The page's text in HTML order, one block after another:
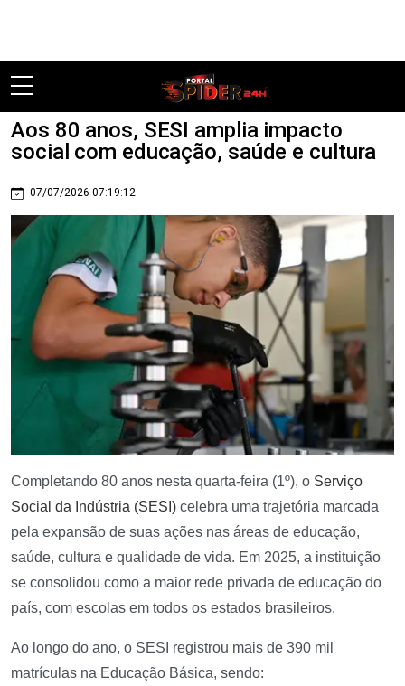
Aos 80 anos, SESI amplia impacto
social com educação, saúde e cultura
07/07/2026 07:19:12
Completando 80 anos nesta quarta-feira (1º), o Serviço
Social da Indústria (SESI) celebra uma trajetória marcada
pela expansão de suas ações nas áreas de educação,
saúde, cultura e qualidade de vida. Em 2025, a instituição
se consolidou como a maior rede privada de educação do
país, com escolas em todos os estados brasileiros.
Ao longo do ano, o SESI registrou mais de 390 mil
matrículas na Educação Básica, sendo: